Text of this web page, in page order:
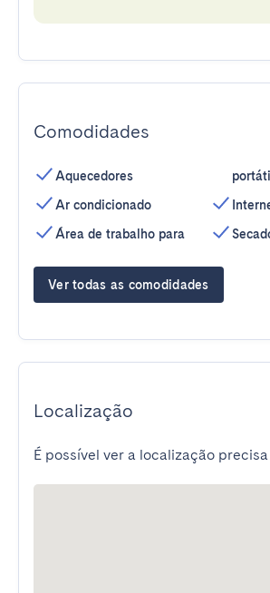
Comodidades
Aquecedores
Ar condicionado
Área de trabalho para
portátil
Ver todas as comodidades
Localização
É possível ver a localização